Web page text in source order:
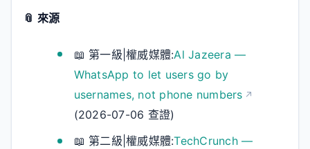
📎 來源
📖 第一級|權威媒體:Al Jazeera —
WhatsApp to let users go by
usernames, not phone numbers
(2026-07-06 查證)
📖 第二級|權威媒體:TechCrunch —